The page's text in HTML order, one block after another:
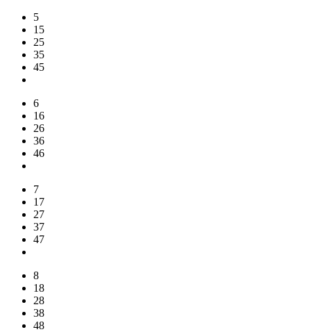
5
15
25
35
45
6
16
26
36
46
7
17
27
37
47
8
18
28
38
48